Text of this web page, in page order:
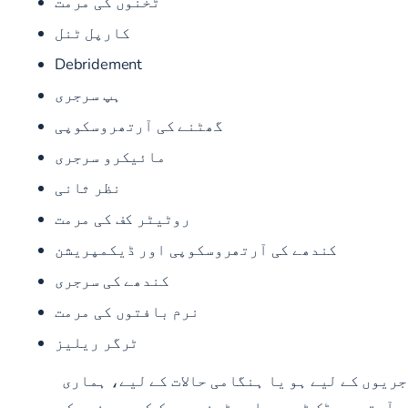
کارپل ٹنل
Debridement
ہپ سرجری
گھٹنے کی آرتھروسکوپی
مائیکرو سرجری
نظر ثانی
روٹیٹر کف کی مرمت
کندھے کی آرتھروسکوپی اور ڈیکمپریشن
کندھے کی سرجری
نرم بافتوں کی مرمت
ٹرگر ریلیز
کے لیے ہو یا ہنگامی حالات کے لیے، ہماری